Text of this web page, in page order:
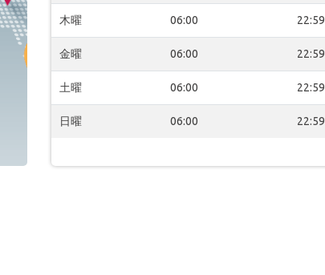
木曜 06:00 22:59
金曜 06:00 22:59
土曜 06:00 22:59
日曜 06:00 22:59